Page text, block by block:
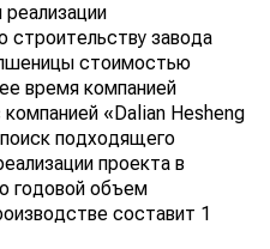
строительству завода
стоимостью
время компанией
«Dalian Hesheng
подходящего
проекта в
годовой объем
составит 1